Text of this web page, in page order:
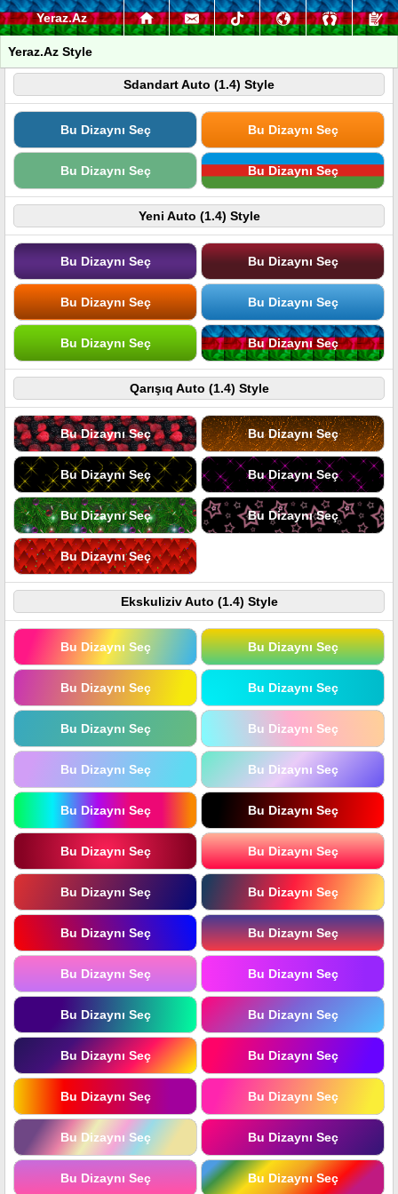
Yeraz.Az
Yeraz.Az Style
Sdandart Auto (1.4) Style
Bu Dizaynı Seç Bu Dizaynı Seç
Bu Dizaynı Seç Bu Dizaynı Seç
Yeni Auto (1.4) Style
Bu Dizaynı Seç Bu Dizaynı Seç
Bu Dizaynı Seç Bu Dizaynı Seç
Bu Dizaynı Seç Bu Dizaynı Seç
Qarışıq Auto (1.4) Style
Bu Dizaynı Seç Bu Dizaynı Seç
Bu Dizaynı Seç Bu Dizaynı Seç
Bu Dizaynı Seç Bu Dizaynı Seç
Bu Dizaynı Seç
Ekskuliziv Auto (1.4) Style
Bu Dizaynı Seç Bu Dizaynı Seç
Bu Dizaynı Seç Bu Dizaynı Seç
Bu Dizaynı Seç Bu Dizaynı Seç
Bu Dizaynı Seç Bu Dizaynı Seç
Bu Dizaynı Seç Bu Dizaynı Seç
Bu Dizaynı Seç Bu Dizaynı Seç
Bu Dizaynı Seç Bu Dizaynı Seç
Bu Dizaynı Seç Bu Dizaynı Seç
Bu Dizaynı Seç Bu Dizaynı Seç
Bu Dizaynı Seç Bu Dizaynı Seç
Bu Dizaynı Seç Bu Dizaynı Seç
Bu Dizaynı Seç Bu Dizaynı Seç
Bu Dizaynı Seç Bu Dizaynı Seç
Bu Dizaynı Seç Bu Dizaynı Seç